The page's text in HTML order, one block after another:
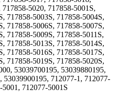
717858-5020, 717858-5001S,
717858-5003S, 717858-5004S,
717858-5006S, 717858-5007S,
717858-5009S, 717858-5011S,
717858-5013S, 717858-5014S,
717858-5016S, 717858-5017S,
717858-5019S, 717858-5020S,
53039700195, 53039880195,
53039900195, 712077-1, 712077-
712077-5001S